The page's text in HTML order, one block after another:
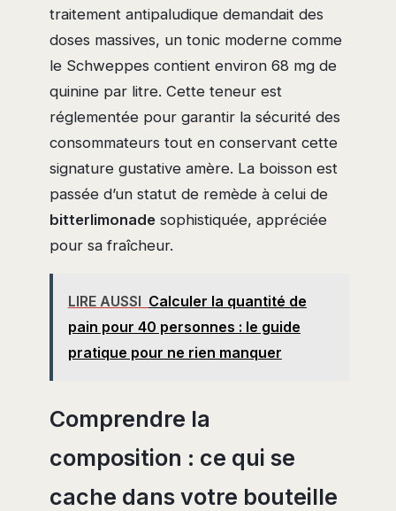
traitement antipaludique demandait des
doses massives, un tonic moderne comme
le Schweppes contient environ 68 mg de
quinine par litre. Cette teneur est
réglementée pour garantir la sécurité des
consommateurs tout en conservant cette
signature gustative amère. La boisson est
passée d’un statut de remède à celui de
bitterlimonade sophistiquée, appréciée
pour sa fraîcheur.
LIRE AUSSI Calculer la quantité de
pain pour 40 personnes : le guide
pratique pour ne rien manquer
Comprendre la
composition : ce qui se
cache dans votre bouteille